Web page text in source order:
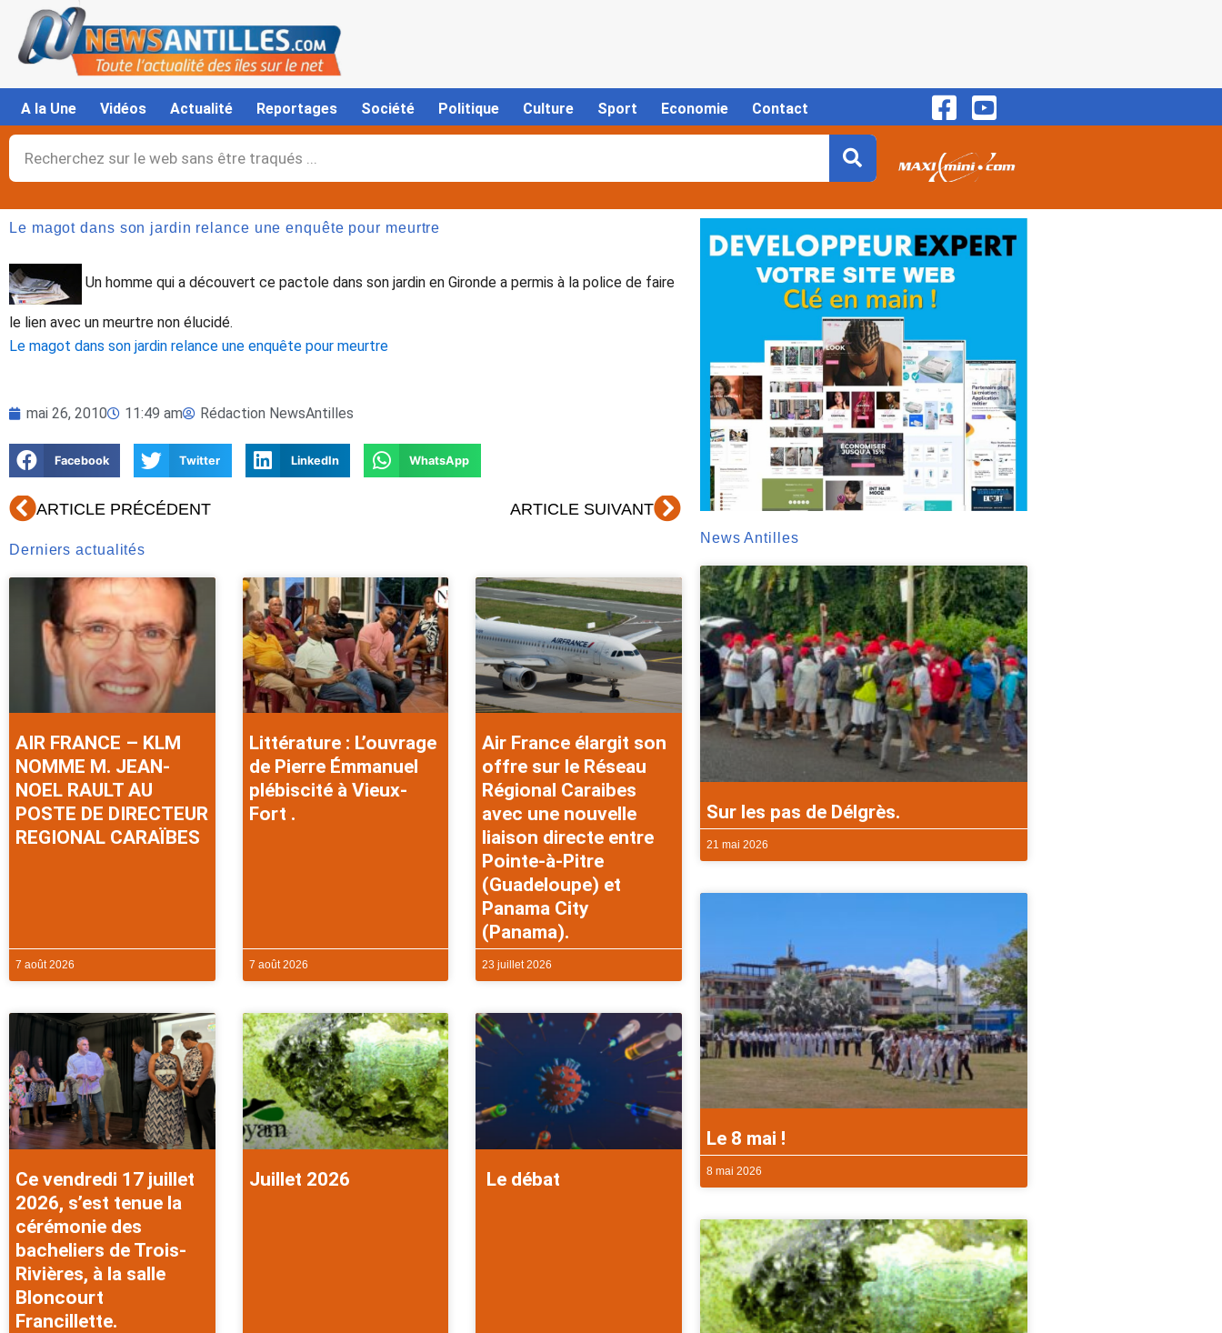
contenu
A la Une Vidéos Actualité Reportages Société Politique Culture Sport Economie Contact
Rechercher
Le magot dans son jardin relance une enquête pour meurtre
Un homme qui a découvert ce pactole dans son jardin en Gironde a permis à la police de faire
le lien avec un meurtre non élucidé.
Le magot dans son jardin relance une enquête pour meurtre
mai 26, 2010 11:49 am Rédaction NewsAntilles
Facebook Twitter LinkedIn WhatsApp
Précédent
ARTICLE PRÉCÉDENT ARTICLE SUIVANTSuivant
Derniers actualités
AIR FRANCE – KLM
NOMME M. JEAN-
NOEL RAULT AU
POSTE DE DIRECTEUR
REGIONAL CARAÏBES
7 août 2026
Littérature : L’ouvrage
de Pierre Émmanuel
plébiscité à Vieux-
Fort .
7 août 2026
Air France élargit son
offre sur le Réseau
Régional Caraibes
avec une nouvelle
liaison directe entre
Pointe-à-Pitre
(Guadeloupe) et
Panama City
(Panama).
23 juillet 2026
Ce vendredi 17 juillet
2026, s’est tenue la
cérémonie des
bacheliers de Trois-
Rivières, à la salle
Bloncourt
Francillette.
Juillet 2026 Le débat
News Antilles
Sur les pas de Délgrès.
21 mai 2026
Le 8 mai !
8 mai 2026